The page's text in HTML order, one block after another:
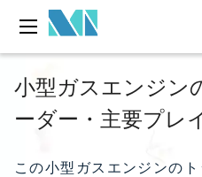
小型ガスエンジン
ーダー・主要プレ
この小型ガスエンジンの